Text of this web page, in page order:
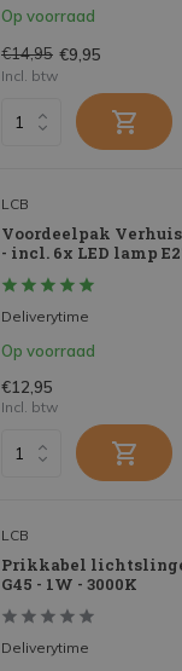
Op voorraad
€14,95 €9,95
Incl. btw
LCB
Voordeelpak
- incl. 6x LED lamp
Deliverytime
Op voorraad
€12,95
Incl. btw
LCB
Prikkabel
G45 - 1W - 3000K
Deliverytime